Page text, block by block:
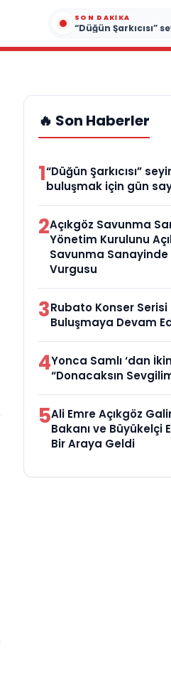
SON DAKIKA
🔥 Son Haberler
1“Düğün Şarkıcısı”
buluşmak için gün
2Açıkgöz Savunma
Yönetim Kurulunu
Savunma Sanayinde
Vurgusu
3Rubato Konser
Buluşmaya Devam
4Yonca Samlı ‘dan
“Donacaksın
5Ali Emre Açıkgöz
Bakanı ve Büyükelçi
Bir Araya Geldi